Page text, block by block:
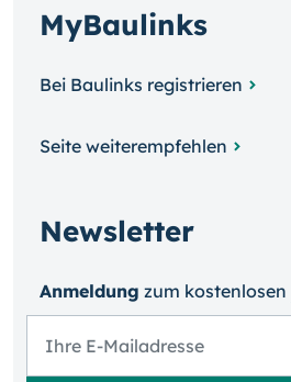
MyBaulinks
Bei Baulinks registrieren
Seite weiterempfehlen
Newsletter
Anmeldung zum kosten­losen